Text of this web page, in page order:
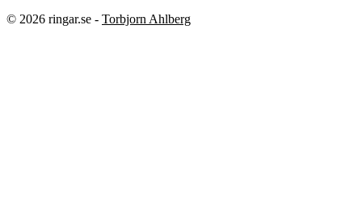
© 2026 ringar.se - Torbjorn Ahlberg